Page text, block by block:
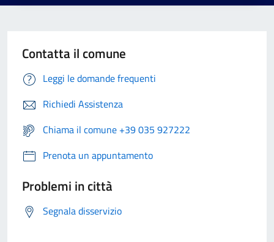
Contatta il comune
Leggi le domande frequenti
Richiedi Assistenza
Chiama il comune +39 035 927222
Prenota un appuntamento
Problemi in città
Segnala disservizio